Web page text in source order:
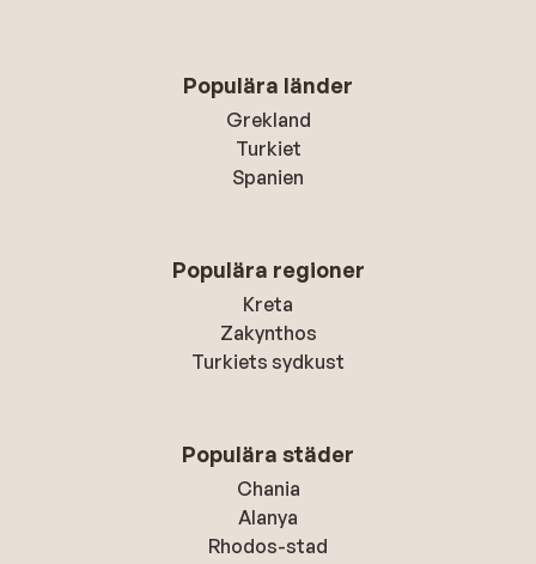
Populära länder
Grekland
Turkiet
Spanien
Populära regioner
Kreta
Zakynthos
Turkiets sydkust
Populära städer
Chania
Alanya
Rhodos-stad